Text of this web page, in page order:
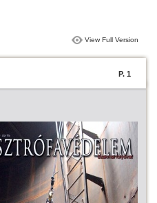
View Full Version
P. 1